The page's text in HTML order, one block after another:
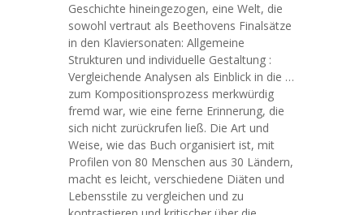
Geschichte hineingezogen, eine Welt, die
sowohl vertraut als Beethovens Finalsätze
in den Klaviersonaten: Allgemeine
Strukturen und individuelle Gestaltung :
Vergleichende Analysen als Einblick in die …
zum Kompositionsprozess merkwürdig
fremd war, wie eine ferne Erinnerung, die
sich nicht zurückrufen ließ. Die Art und
Weise, wie das Buch organisiert ist, mit
Profilen von 80 Menschen aus 30 Ländern,
macht es leicht, verschiedene Diäten und
Lebensstile zu vergleichen und zu